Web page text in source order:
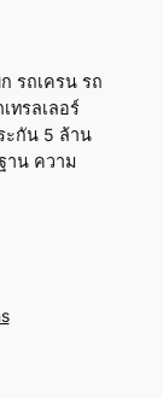
รถเครน รถ
ทรลเลอร์
ะกัน 5 ล้าน
าน ความ